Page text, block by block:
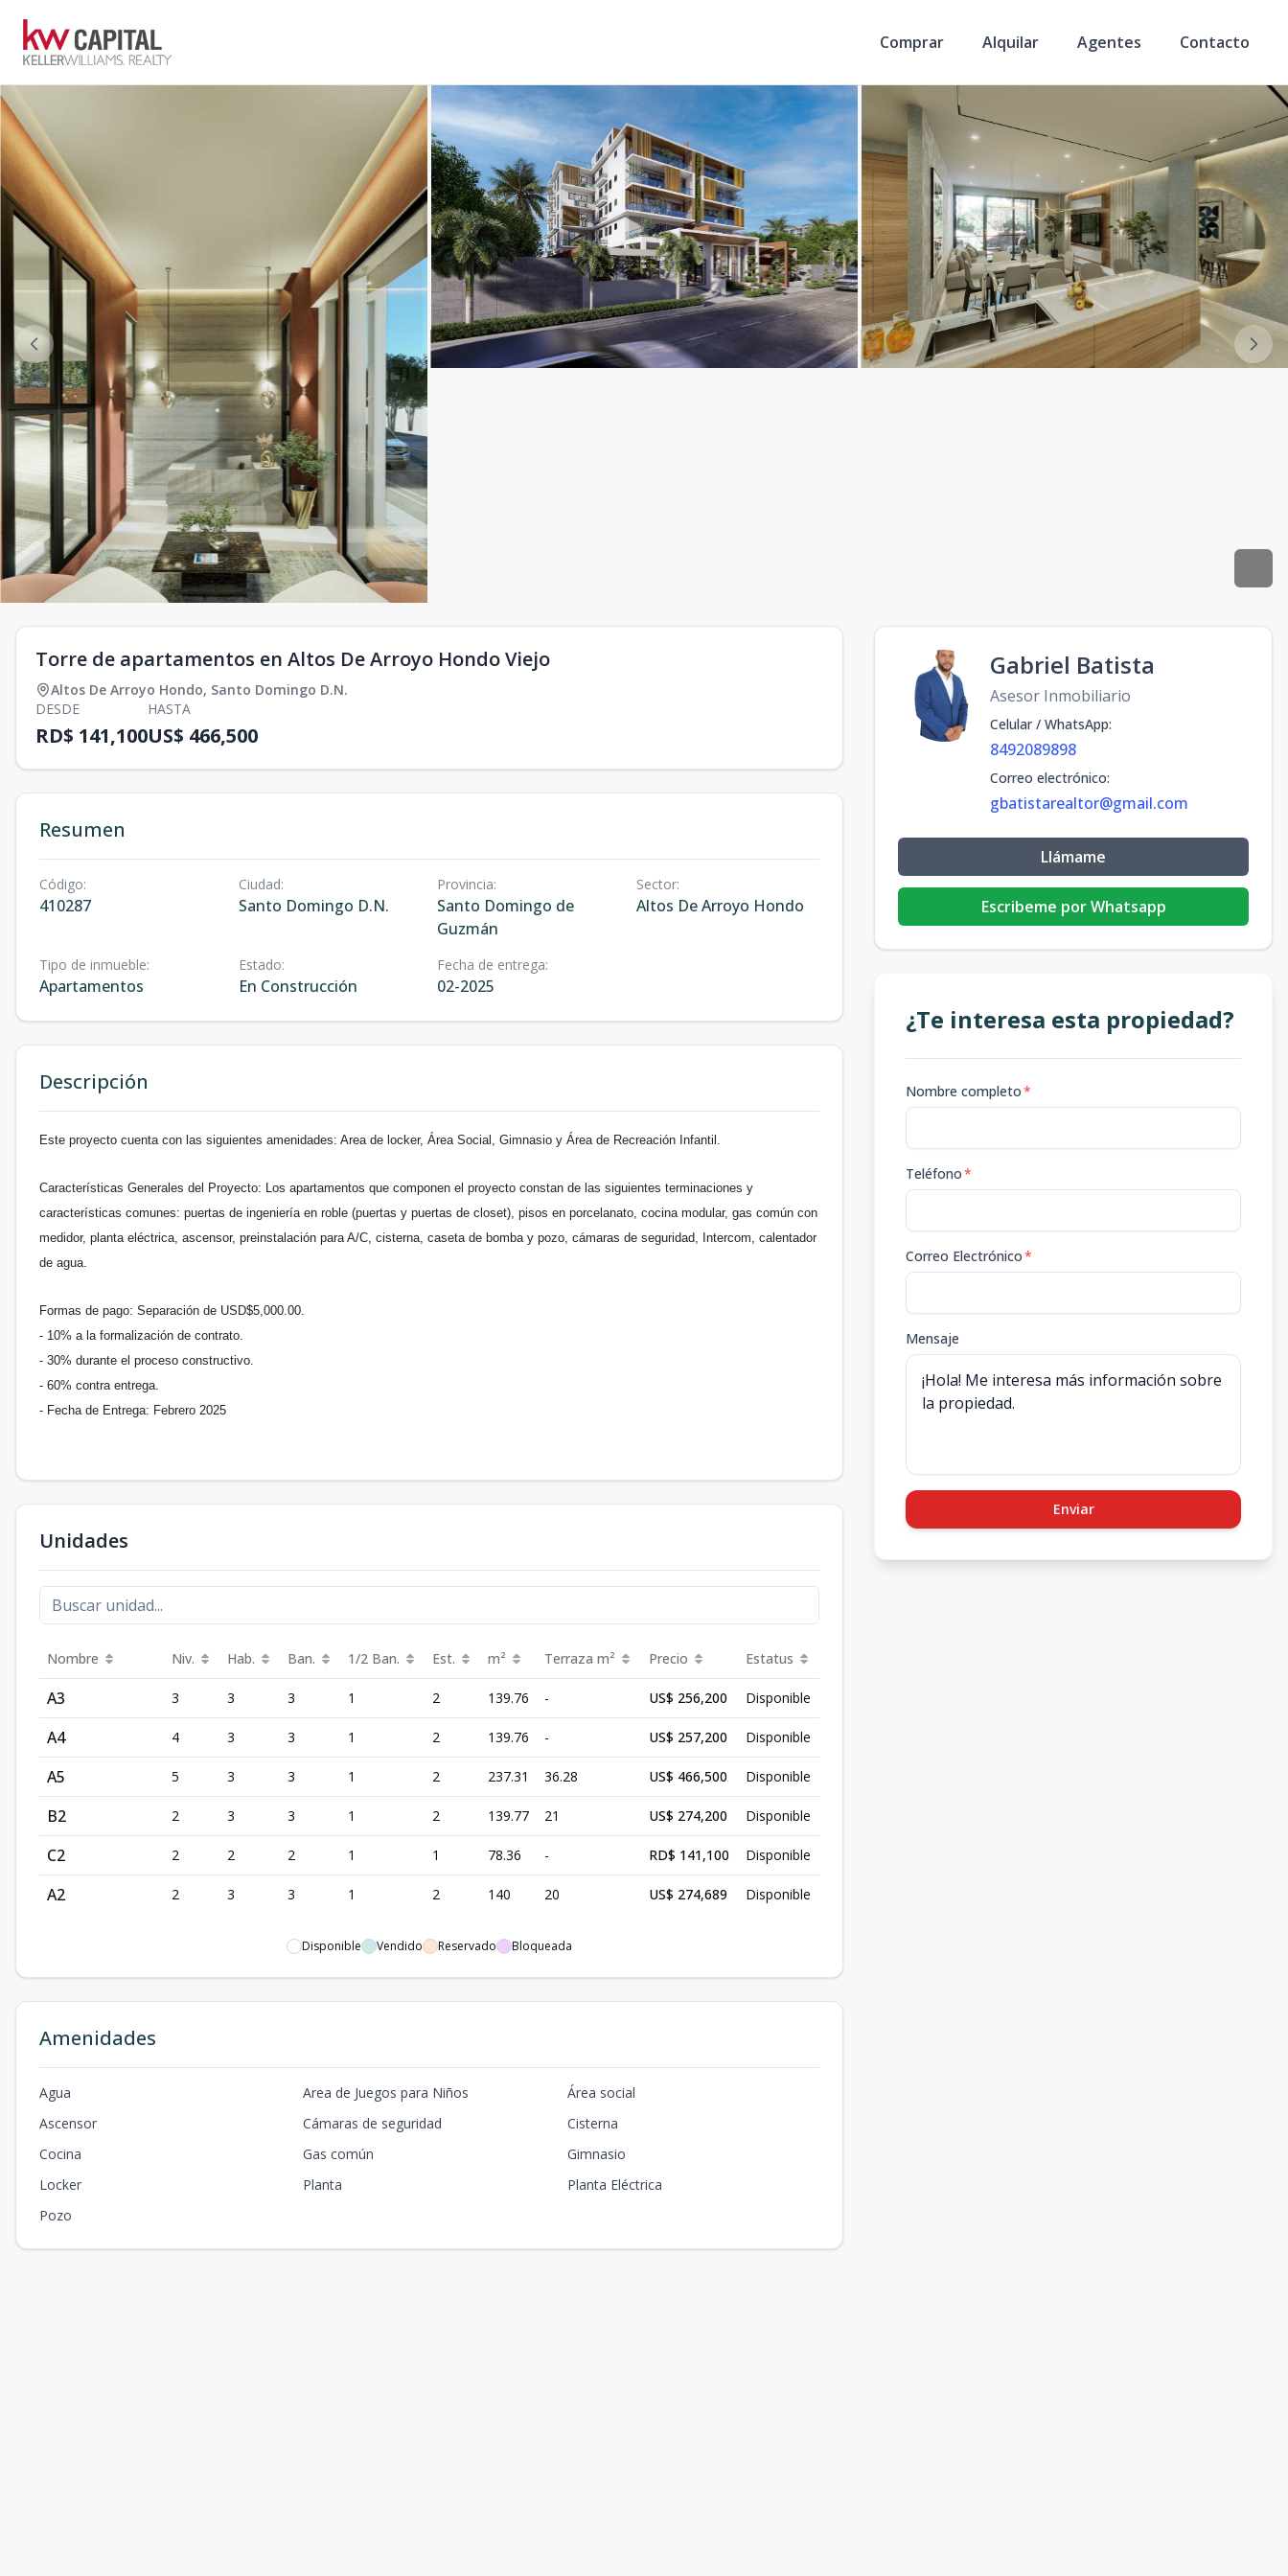
Comprar Alquilar Agentes Contacto
Torre de apartamentos en Altos De Arroyo Hondo Viejo
Altos De Arroyo Hondo, Santo Domingo D.N.
DESDE
RD$ 141,100
HASTA
US$ 466,500
Resumen
Código:
410287
Ciudad:
Santo Domingo D.N.
Provincia:
Santo Domingo de
Guzmán
Sector:
Altos De Arroyo Hondo
Tipo de inmueble:
Apartamentos
Estado:
En Construcción
Fecha de entrega:
02-2025
Descripción
Este proyecto cuenta con las siguientes amenidades: Area de locker, Área Social, Gimnasio y Área de Recreación Infantil.
Características Generales del Proyecto: Los apartamentos que componen el proyecto constan de las siguientes terminaciones y
características comunes: puertas de ingeniería en roble (puertas y puertas de closet), pisos en porcelanato, cocina modular, gas común con
medidor, planta eléctrica, ascensor, preinstalación para A/C, cisterna, caseta de bomba y pozo, cámaras de seguridad, Intercom, calentador
de agua.
Formas de pago: Separación de USD$5,000.00.
- 10% a la formalización de contrato.
- 30% durante el proceso constructivo.
- 60% contra entrega.
- Fecha de Entrega: Febrero 2025
Unidades
Nombre Niv. Hab. Ban. 1/2 Ban. Est. m² Terraza m² Precio Estatus
A3 3 3 3 1 2 139.76 - US$ 256,200 Disponible
A4 4 3 3 1 2 139.76 - US$ 257,200 Disponible
A5 5 3 3 1 2 237.31 36.28 US$ 466,500 Disponible
B2 2 3 3 1 2 139.77 21 US$ 274,200 Disponible
C2 2 2 2 1 1 78.36 - RD$ 141,100 Disponible
A2 2 3 3 1 2 140 20 US$ 274,689 Disponible
Disponible Vendido Reservado Bloqueada
Amenidades
Agua Area de Juegos para Niños
Área social
Ascensor
Cámaras de seguridad
Cisterna
Cocina
Gas común
Gimnasio
Locker
Planta
Planta Eléctrica
Pozo
Gabriel Batista
Asesor Inmobiliario
Celular / WhatsApp:
8492089898
Correo electrónico:
gbatistarealtor@gmail.com
Llámame
Escribeme por Whatsapp
¿Te interesa esta propiedad?
Nombre completo*
Teléfono*
Correo Electrónico*
Mensaje
Enviar